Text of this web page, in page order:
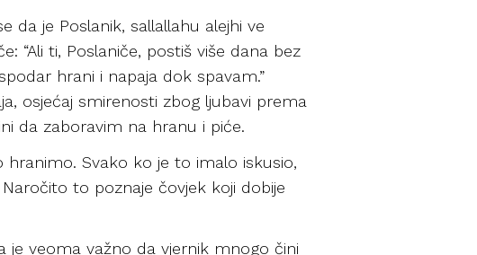
da je Poslanik, sallallahu alejhi ve
“Ali ti, Poslaniče, postiš više dana bez
hrani i napaja dok spavam.”
osjećaj smirenosti zbog ljubavi prema
da zaboravim na hranu i piće.
hranimo. Svako ko je to imalo iskusio,
to poznaje čovjek koji dobije
je veoma važno da vjernik mnogo čini